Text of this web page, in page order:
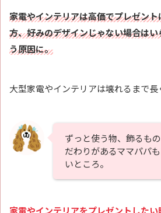
家電やインテリアは高価でプレゼン
方、好みのデザインじゃない場合は
う原因に。
大型家電やインテリアは壊れるまで長
ずっと使う物、飾るも
だわりがあるママパパ
いところ。
家電やインテリアをプレゼントした